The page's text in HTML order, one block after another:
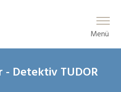
Main Menu
Menü
Detektiv TUDOR